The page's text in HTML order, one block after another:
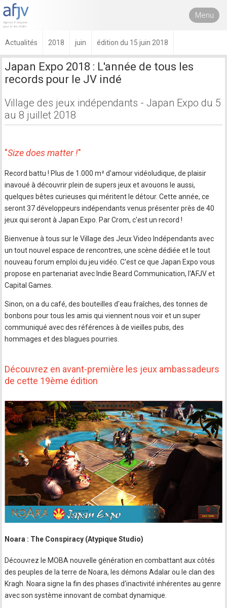
Menu
Actualités 2018 juin édition du 15 juin 2018
Japan Expo 2018 : L'année de tous les
records pour le JV indé
Village des jeux indépendants - Japan Expo du 5
au 8 juillet 2018
"Size does matter !"
Record battu ! Plus de 1.000 m² d'amour vidéoludique, de plaisir
inavoué à découvrir plein de supers jeux et avouons le aussi,
quelques bêtes curieuses qui méritent le détour. Cette année, ce
seront 37 développeurs indépendants venus présenter près de 40
jeux qui seront à Japan Expo. Par Crom, c'est un record !
Bienvenue à tous sur le Village des Jeux Video Indépendants avec
un tout nouvel espace de rencontres, une scène dédiée et le tout
nouveau forum emploi du jeu vidéo. C'est ce que Japan Expo vous
propose en partenariat avec Indie Beard Communication, l'AFJV et
Capital Games.
Sinon, on a du café, des bouteilles d'eau fraîches, des tonnes de
bonbons pour tous les amis qui viennent nous voir et un super
communiqué avec des références à de vieilles pubs, des
hommages et des blagues pourries.
Découvrez en avant-première les jeux ambassadeurs
de cette 19ème édition
Noara : The Conspiracy (Atypique Studio)
Découvrez le MOBA nouvelle génération en combattant aux côtés
des peuples de la terre de Noara, les démons Adalar ou le clan des
Kragh. Noara signe la fin des phases d'inactivité inhérentes au genre
avec son système innovant de combat dynamique.